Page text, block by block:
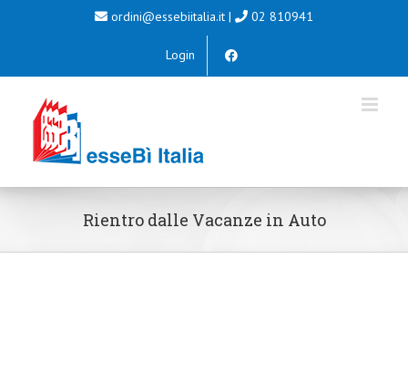
ordini@essebiitalia.it | 02 810941
Login
Rientro dalle Vacanze in Auto